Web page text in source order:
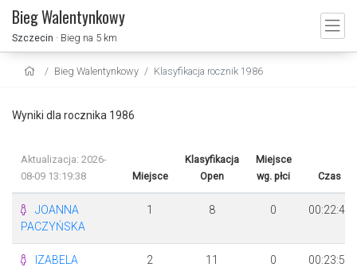
Bieg Walentynkowy
Szczecin · Bieg na 5 km
Bieg Walentynkowy Klasyfikacja rocznik 1986
Wyniki dla rocznika 1986
Aktualizacja: 2026-
08-09 13:19:38
Miejsce
Klasyfikacja
Open
Miejsce
wg. płci
Czas
JOANNA
PACZYŃSKA
1 8 0 00:22:46
IZABELA
2 11 0 00:23:58